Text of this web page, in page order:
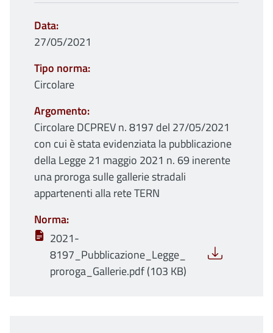
Data
27/05/2021
Tipo norma
Circolare
Argomento
Circolare DCPREV n. 8197 del 27/05/2021
con cui è stata evidenziata la pubblicazione
della Legge 21 maggio 2021 n. 69 inerente
una proroga sulle gallerie stradali
appartenenti alla rete TERN
Norma
2021-
8197_Pubblicazione_Legge_
proroga_Gallerie.pdf (103 KB)